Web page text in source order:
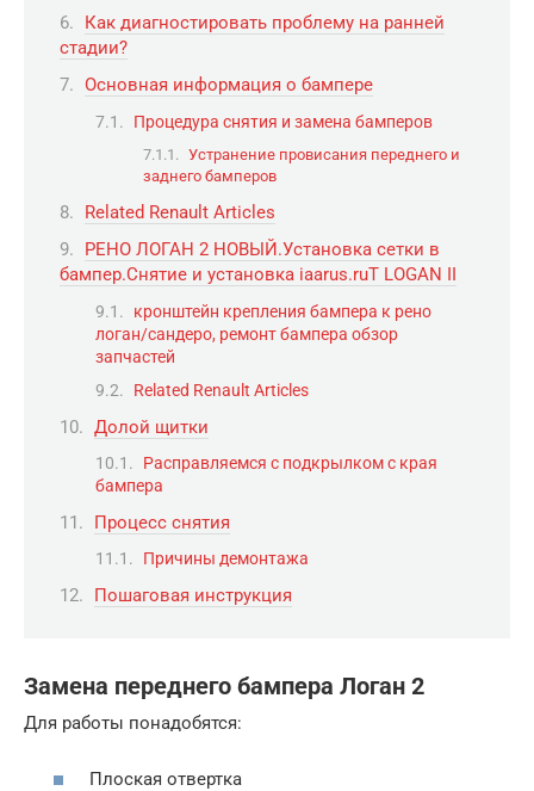
Как диагностировать проблему на ранней
стадии?
Основная информация о бампере
Процедура снятия и замена бамперов
Устранение провисания переднего и
заднего бамперов
Related Renault Articles
РЕНО ЛОГАН 2 НОВЫЙ.Установка сетки в
бампер.Снятие и установка iaarus.ruT LOGAN II
кронштейн крепления бампера к рено
логан/сандеро, ремонт бампера обзор
запчастей
Related Renault Articles
Долой щитки
Расправляемся с подкрылком с края
бампера
Процесс снятия
Причины демонтажа
Пошаговая инструкция
Замена переднего бампера Логан 2
Для работы понадобятся:
Плоская отвертка